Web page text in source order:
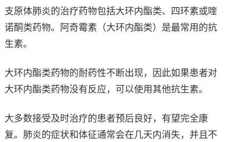
支原体肺炎的治疗药物包括大环内酯类、四环素或喹
诺酮类药物。阿奇霉素（大环内酯类）是最常用的抗
生素。
大环内酯类药物的耐药性不断出现，因此如果患者对
大环内酯类药物没有反应，可以使用其他抗生素。
大多数接受及时治疗的患者预后良好，有望完全康
复。肺炎的症状和体征通常会在几天内消失，并且不